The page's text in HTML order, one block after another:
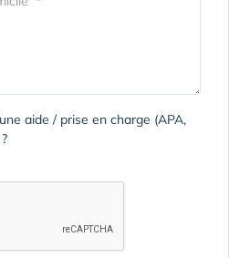
aide / prise en charge (APA,